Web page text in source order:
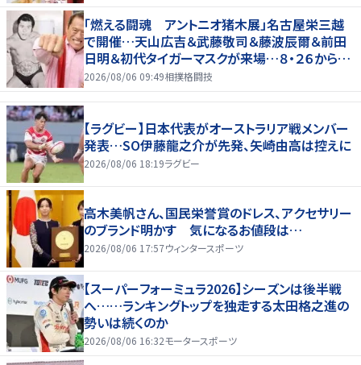
「燃える闘魂 アントニオ猪木展」名古屋栄三越
で開催…天山広吉＆武藤敬司＆藤波辰爾＆前田
日明＆初代タイガーマスクが来場…８・２６から９・
７まで
2026/08/06 09:49相撲格闘技
【ラグビー】日本代表がオーストラリア戦メンバー
発表…SO伊藤龍之介が先発、矢崎由高は控えに
2026/08/06 18:19ラグビー
高木美帆さん、国民栄誉賞のドレス、アクセサリー
のブランド明かす 気になるお値段は…
2026/08/06 17:57ウィンタースポーツ
【スーパーフォーミュラ2026】シーズンは後半戦
へ……ランキングトップを独走する太田格之進の
勢いは続くのか
2026/08/06 16:32モータースポーツ